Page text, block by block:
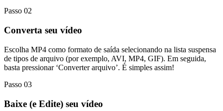
Passo 02
Converta seu vídeo
Escolha MP4 como formato de saída selecionando na lista suspensa
de tipos de arquivo (por exemplo, AVI, MP4, GIF). Em seguida,
basta pressionar ‘Converter arquivo’. É simples assim!
Passo 03
Baixe (e Edite) seu vídeo